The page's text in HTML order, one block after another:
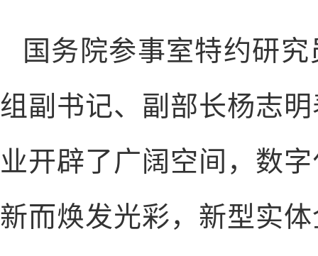
国务院参事室特约研
组副书记、副部长杨志
业开辟了广阔空间，数
新而焕发光彩，新型实